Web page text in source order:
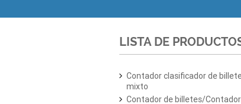
LISTA DE
Contador clasificador de
mixto
Contador de billetes/